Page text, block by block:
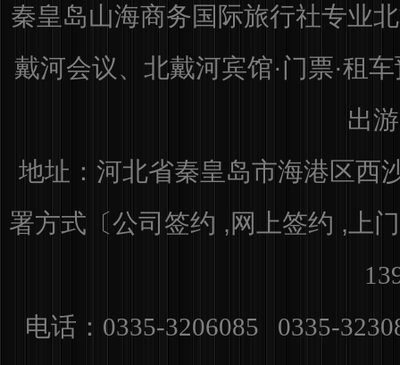
秦皇岛山海商务国际旅行社专业
戴河会议、北戴河宾馆·门票·租
出
地址：河北省秦皇岛市海港区西
署方式〔公司签约 ,网上签约 ,上
电话：0335-3206085 0335-